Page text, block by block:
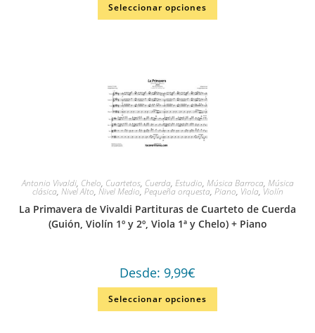
Seleccionar opciones
Antonio Vivaldi, Chelo, Cuartetos, Cuerda, Estudio, Música Barroca, Música
clásica, Nivel Alto, Nivel Medio, Pequeña orquesta, Piano, Viola, Violín
La Primavera de Vivaldi Partituras de Cuarteto de Cuerda
(Guión, Violín 1º y 2º, Viola 1ª y Chelo) + Piano
Desde: 9,99€
Seleccionar opciones